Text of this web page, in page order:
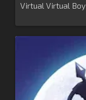
Virtual Virtual Boy